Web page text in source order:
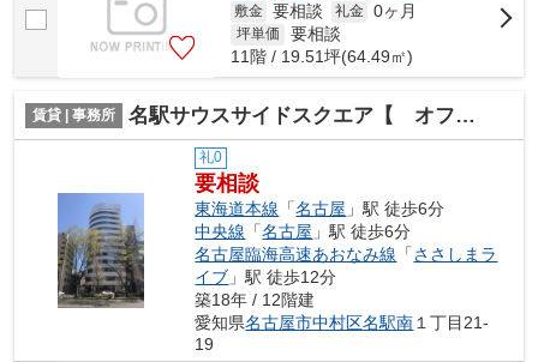
敷金 要相談 礼金 0ヶ月
坪単価
要相談
11階 / 19.51坪(64.49㎡)
賃貸 | 事務所 名駅サウスサイドスクエア【 オフィスおすすめ 】
礼0
要相談
東海道本線 「名古屋 」駅 徒歩6分
中央線 「名古屋 」駅 徒歩6分
名古屋臨海高速あおなみ線 「ささしまラ
イブ 」駅 徒歩12分
築18年 / 12階建
愛知県名古屋市中村区名駅南１丁目21-
19